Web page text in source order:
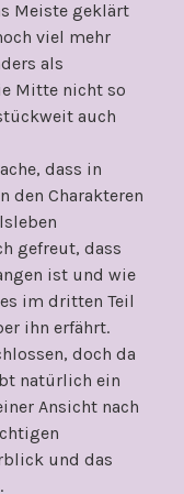
Meiste geklärt
viel mehr
als
Mitte nicht so
auch
dass in
den Charakteren
gefreut, dass
ist und wie
im dritten Teil
ihn erfährt.
doch da
natürlich ein
Ansicht nach
und das